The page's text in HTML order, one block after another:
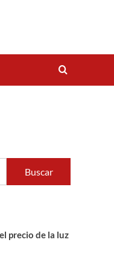
Buscar
precio de la luz